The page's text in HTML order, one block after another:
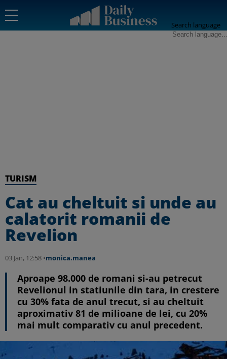
Search language
TURISM
Cat au cheltuit si unde au
calatorit romanii de
Revelion
03 Jan, 12:58 •monica.manea
Aproape 98.000 de romani si-au petrecut
Revelionul in statiunile din tara, in crestere
cu 30% fata de anul trecut, si au cheltuit
aproximativ 81 de milioane de lei, cu 20%
mai mult comparativ cu anul precedent.